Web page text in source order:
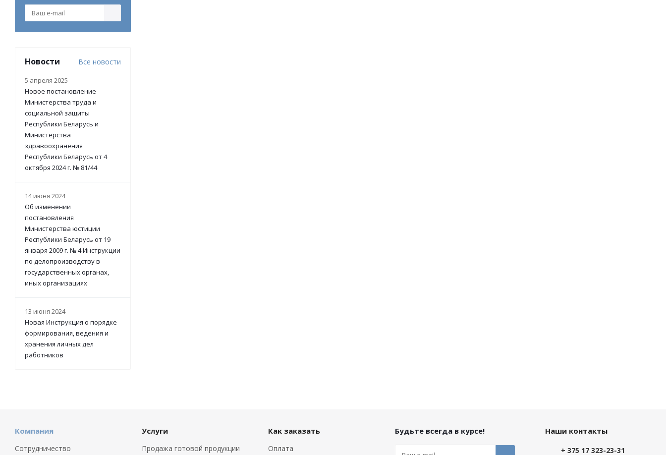
Новости Все новости
5 апреля 2025
Новое постановление
Министерства труда и
социальной защиты
Республики Беларусь и
Министерства
здравоохранения
Республики Беларусь от 4
октября 2024 г. № 81/44
14 июня 2024
Об изменении
постановления
Министерства юстиции
Республики Беларусь от 19
января 2009 г. № 4 Инструкции
по делопроизводству в
государственных органах,
иных организациях
13 июня 2024
Новая Инструкция о порядке
формирования, ведения и
хранения личных дел
работников
Компания
Сотрудничество
Услуги
Продажа готовой продукции
Как заказать
Оплата
Будьте всегда в курсе! Наши контакты
+ 375 17 323-23-31